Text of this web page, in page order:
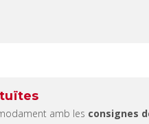
amb les consignes